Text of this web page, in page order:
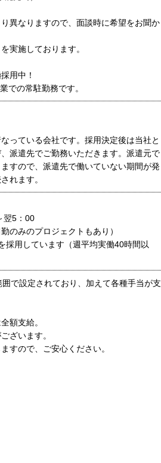
異なりますので、面談時に希望をお聞か
実施しております。
用中！
での常駐勤務です。
っている会社です。採用決定後は当社と
派遣先でご勤務いただきます。派遣元で
すので、派遣先で働いていない期間が発
れます。
翌5：00
のみのプロジェクトもあり）
採用しています（週平均実働40時間以
で設定されており、加えて各種手当が支
額支給。
ざいます。
すので、ご安心ください。